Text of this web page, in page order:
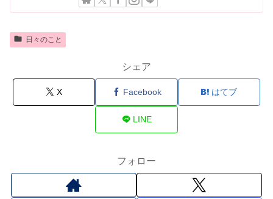
日々のこと
シェア
X Facebook はてブ
LINE
フォロー